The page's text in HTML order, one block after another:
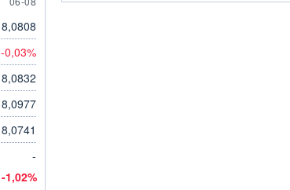
8,0808
-0,03%
8,0832
8,0977
8,0741
-
-1,02%